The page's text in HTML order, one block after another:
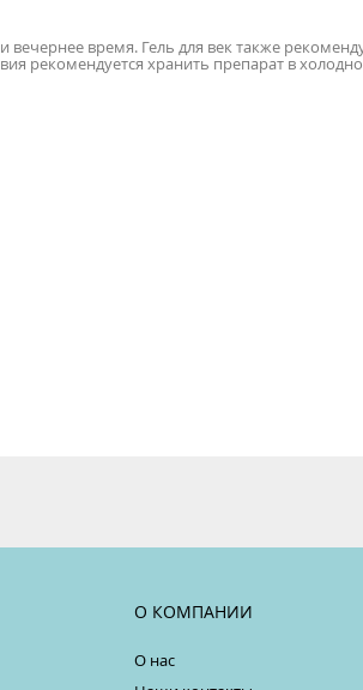
время. Гель для век также
рекомендуется хранить препарат в
О КОМПАНИИ
О нас